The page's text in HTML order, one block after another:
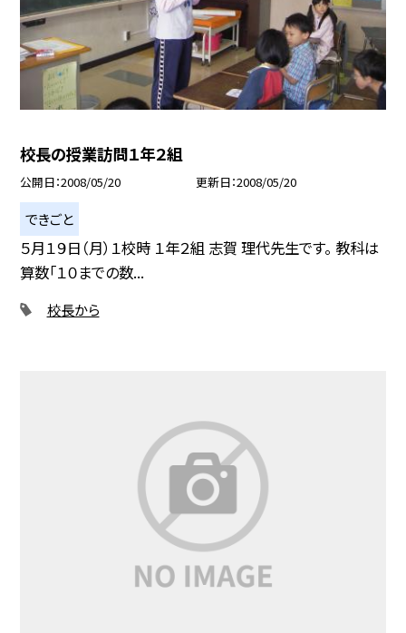
校長の授業訪問１年２組
公開日 2008/05/20 更新日 2008/05/20
できごと
５月１９日（月）１校時 １年２組 志賀 理代先生です。 教科は
算数「１０までの数...
校長から